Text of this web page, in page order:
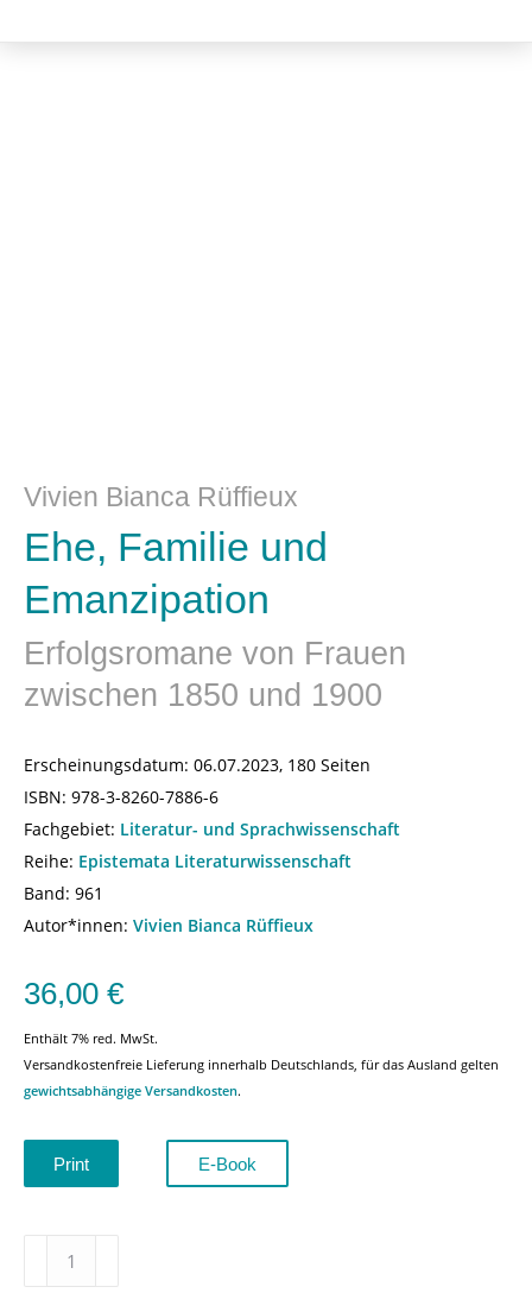
Vivien Bianca Rüffieux
Ehe, Familie und
Emanzipation
Erfolgsromane von Frauen
zwischen 1850 und 1900
Erscheinungsdatum: 06.07.2023, 180 Seiten
ISBN: 978-3-8260-7886-6
Fachgebiet: Literatur- und Sprachwissenschaft
Reihe: Epistemata Literaturwissenschaft
Band: 961
Autor*innen: Vivien Bianca Rüffieux
36,00 €
Enthält 7% red. MwSt.
Versandkostenfreie Lieferung innerhalb Deutschlands, für das Ausland gelten
gewichtsabhängige Versandkosten.
Print E-Book
Familie